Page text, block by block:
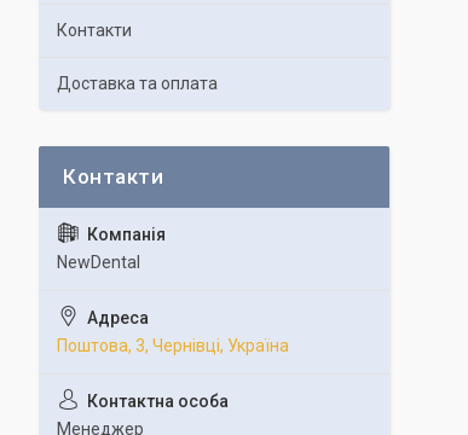
Контакти
Доставка та оплата
NewDental
Поштова, 3, Чернівці, Україна
Менеджер